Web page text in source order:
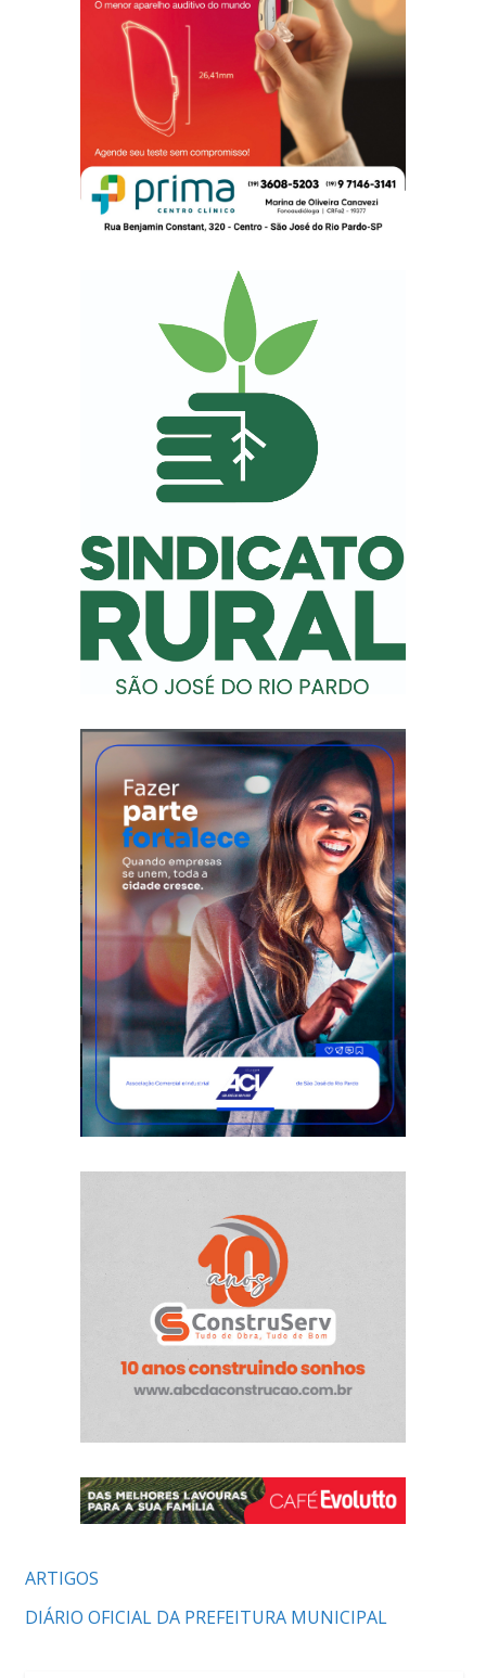
ARTIGOS
DIÁRIO OFICIAL DA PREFEITURA MUNICIPAL